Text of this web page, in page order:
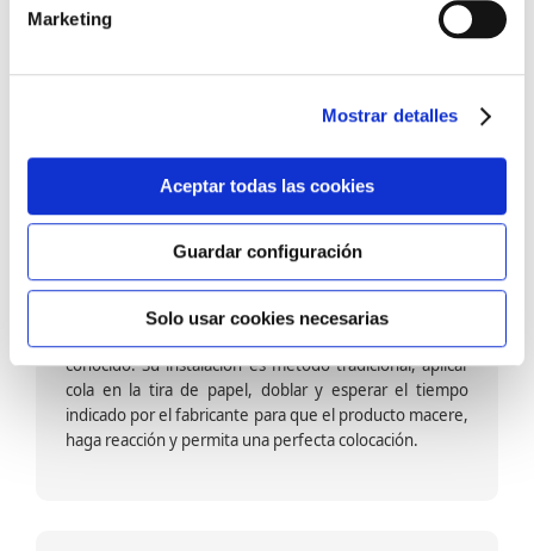
Marketing
Mostrar detalles
Aceptar todas las cookies
Guardar configuración
Solo usar cookies necesarias
barniz multiadherente en base agua. En zonas de
fuegos, se recomienda proteger con placas, silestone,
dado que el frotar en exceso dañaría el papel. Su
colocación es cola en la pared y tira en seco, sin
colocación es fácil rápida y sencilla.
Papel pintado calidad papel:
Formado por una capa de papel sobre un soporte de
conocido. Su instalación es método tradicional, aplicar
cola en la tira de papel, doblar y esperar el tiempo
indicado por el fabricante para que el producto macere,
haga reacción y permita una perfecta colocación.